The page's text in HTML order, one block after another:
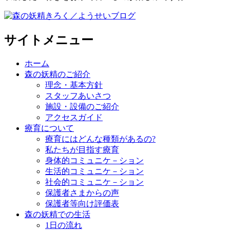
サイトメニュー
ホーム
森の妖精のご紹介
理念・基本方針
スタッフあいさつ
施設・設備のご紹介
アクセスガイド
療育について
療育にはどんな種類があるの?
私たちが目指す療育
身体的コミュニケ－ション
生活的コミュニケ－ション
社会的コミュニケ－ション
保護者さまからの声
保護者等向け評価表
森の妖精での生活
1日の流れ